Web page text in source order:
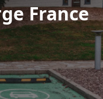
France